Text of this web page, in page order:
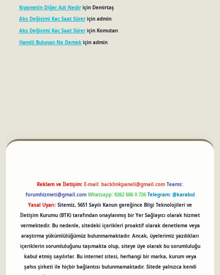
Kıyametin Diğer Adı Nediriçin Demirtaş
Aks Değişimi Kaç Saat Süreriçin admin
Aks Değişimi Kaç Saat Süreriçin Komutan
Hamili Bulunan Ne Demekiçin admin
Reklam ve İletişim: E-mail: backlinkpaneli@gmail.com Teams:
forumhizmeti@gmail.com Whatsapp: 0262 606 0 726 Telegram: @karabul
Yasal Uyarı: Sitemiz, 5651 Sayılı Kanun gereğince Bilgi Teknolojileri ve
İletişim Kurumu (BTK) tarafından onaylanmış bir Yer Sağlayıcı olarak hizmet
vermektedir. Bu nedenle, sitedeki içerikleri proaktif olarak denetleme veya
araştırma yükümlülüğümüz bulunmamaktadır. Ancak, üyelerimiz yazdıkları
içeriklerin sorumluluğunu taşımakta olup, siteye üye olarak bu sorumluluğu
kabul etmiş sayılırlar. Bu internet sitesi, herhangi bir marka, kurum veya
şahıs şirketi ile hiçbir bağlantısı bulunmamaktadır. Sitede yalnızca kendi